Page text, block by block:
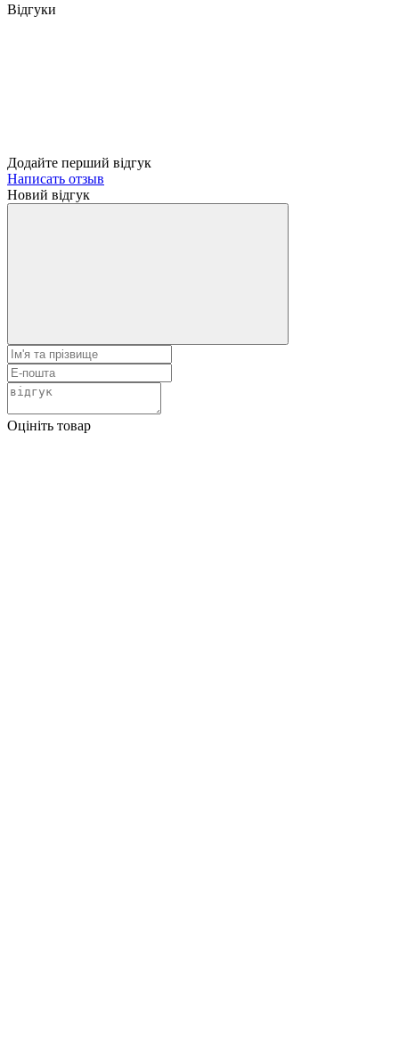
Відгуки
Додайте перший відгук
Написать отзыв
Новий відгук
Оцініть товар